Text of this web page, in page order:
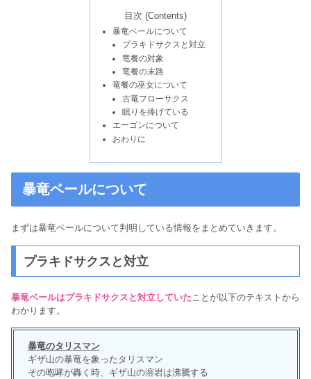
目次 (Contents)
暴竜ベールについて
プラキドサクスと対立
竜餐の対象
竜餐の末路
竜餐の巫女について
古竜フローサクス
眠りを捧げている
エーゴンについて
おわりに
暴竜ベールについて
まずは暴竜ベールについて判明している情報をまとめていきます。
プラキドサクスと対立
暴竜ベールはプラキドサクスと対立していた ことが以下のテキストから
わかります。
暴竜のタリスマン
ギザ山の暴竜を象ったタリスマン
その咆哮が轟く時、ギザ山の溶岩は沸騰する